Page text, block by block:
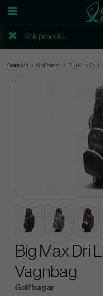
Startsida Golfbagar Big Max Dri
Big Max Dri
Vagnbag
Golfbagar